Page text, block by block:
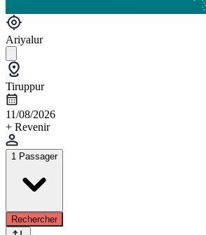
Ariyalur
Tiruppur
11/08/2026
+ Revenir
1 Passager
Rechercher